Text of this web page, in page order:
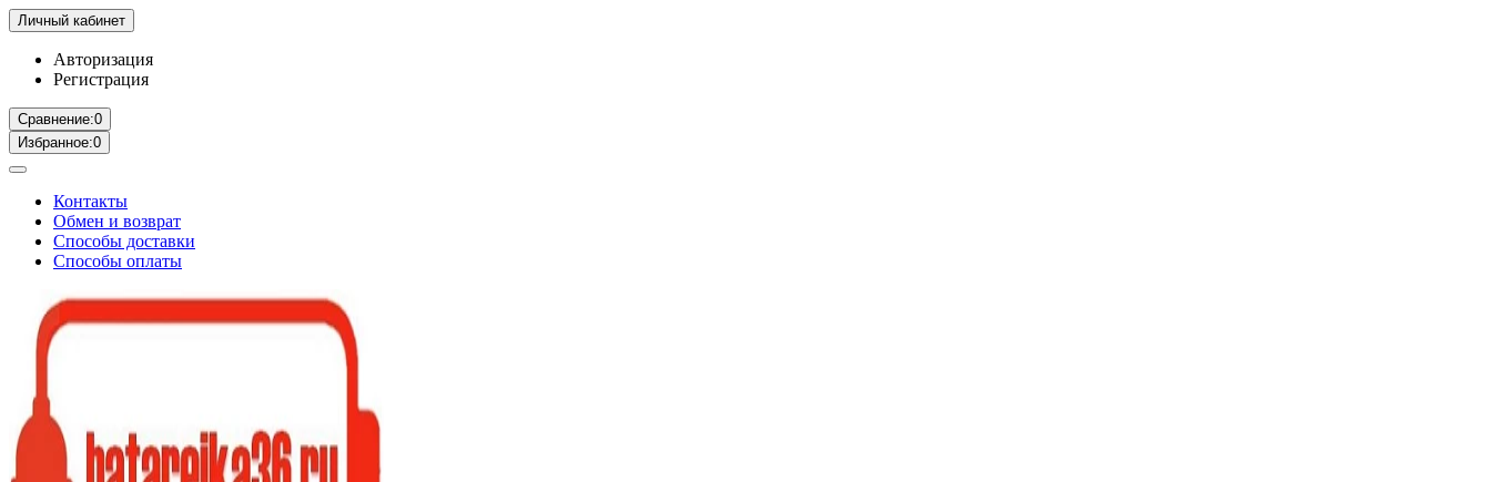
Личный кабинет
Авторизация
Регистрация
Сравнение:0
Избранное:0
Контакты
Обмен и возврат
Способы доставки
Способы оплаты